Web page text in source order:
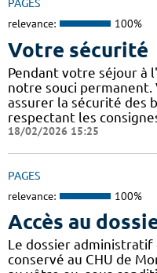
PAGES
relevance: 100%
Votre sécurité
Pendant votre séjour à
notre souci permanent.
assurer la sécurité des
respectant les
18/02/2026 15:25
PAGES
relevance: 100%
Accès au
Le dossier
conservé au CHU de